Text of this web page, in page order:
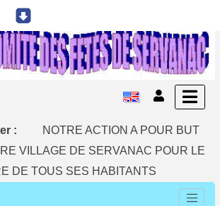
:
NOTRE ACTION A POUR BUT
VILLAGE DE SERVANAC POUR LE
DE TOUS SES HABITANTS